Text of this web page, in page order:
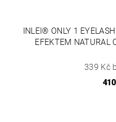
INLEI® ONLY 1
EFEKTEM NATURAL
339 Kč